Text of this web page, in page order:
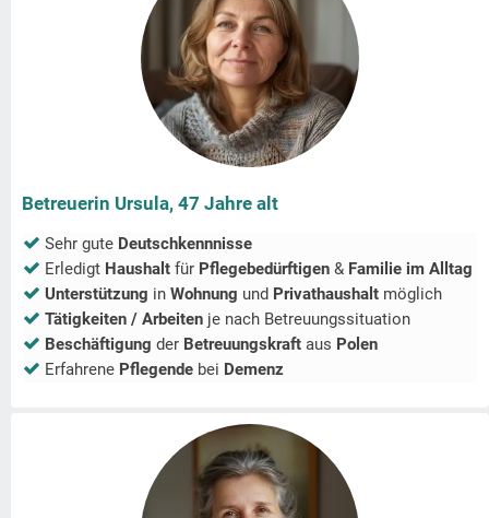
Betreuerin Ursula, 47 Jahre alt
Sehr gute Deutschkennnisse
Erledigt Haushalt für Pflegebedürftigen & Familie im Alltag
Unterstützung in Wohnung und Privathaushalt möglich
Tätigkeiten / Arbeiten je nach Betreuungssituation
Beschäftigung der Betreuungskraft aus Polen
Erfahrene Pflegende bei Demenz